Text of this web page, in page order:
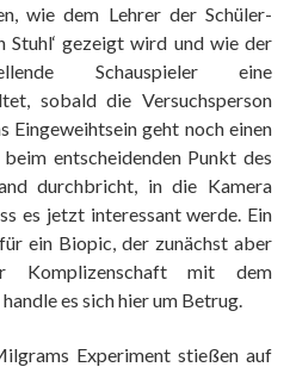
wie dem Lehrer der Schüler-
Stuhl‘ gezeigt wird und wie der
Schauspieler eine
sobald die Versuchsperson
Eingeweihtsein geht noch einen
entscheidenden Punkt des
durchbricht, in die Kamera
es jetzt interessant werde. Ein
ein Biopic, der zunächst aber
Komplizenschaft mit dem
es sich hier um Betrug.
Experiment stießen auf